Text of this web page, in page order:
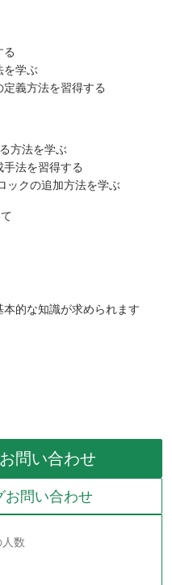
を学ぶ
義方法を習得する
方法を学ぶ
法を習得する
ックの追加方法を学ぶ
的な知識が求められます
問い合わせ
お問い合わせ
数